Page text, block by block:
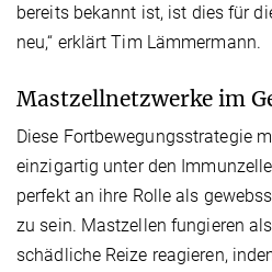
bereits bekannt ist, ist dies für
neu,“ erklärt Tim Lämmermann.
Mastzellnetzwerke im
Diese Fortbewegungsstrategie
einzigartig unter den
perfekt an ihre Rolle als
zu sein. Mastzellen fungieren
schädliche Reize reagieren,